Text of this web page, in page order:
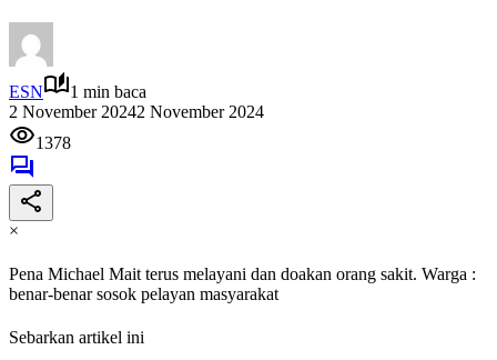
ESN
1 min baca
2 November 20242 November 2024
1378
×
Pena Michael Mait terus melayani dan doakan orang sakit. Warga :
benar-benar sosok pelayan masyarakat
Sebarkan artikel ini